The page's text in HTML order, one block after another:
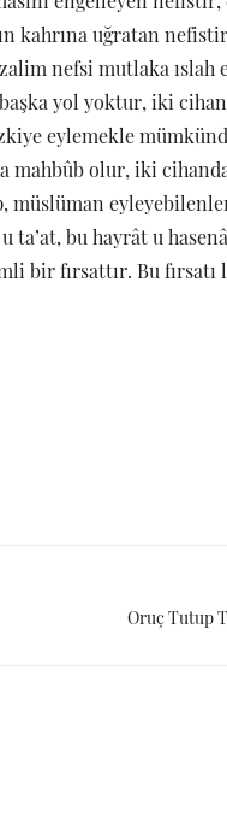
uğratan
nefsi mutlaka ıslah
yol yoktur, iki
eylemekle
mahbûb olur, iki
bu hayrât u
bir fırsattır. Bu fırsatı
Oruç Tutup